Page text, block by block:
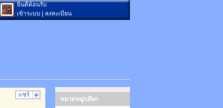
ยินดีต้อนรับ
เข้าระบบ
ลงทะเบียน
แชร์
หมวดหมู่บล๊อก